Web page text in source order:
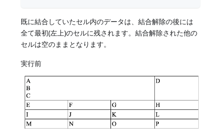
既に結合していたセル内のデータは、結合解除の後には
全て最初(左上)のセルに残されます。結合解除された他の
セルは空のままとなります。
実行前